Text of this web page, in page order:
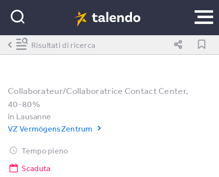
Collaborateur/Collaboratrice Contact Center,
40-80%
in Lausanne
VZ VermögensZentrum
Tempo pieno
Scaduta
Risultati di ricerca